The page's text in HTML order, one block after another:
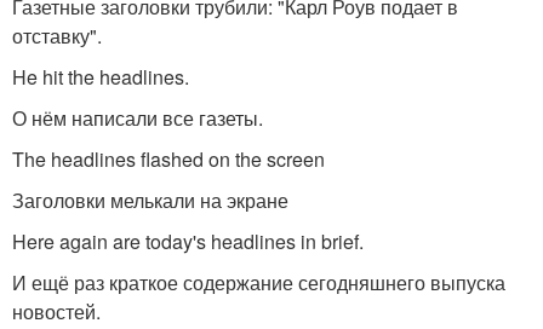
Газетные заголовки трубили: "Карл Роув подает в
отставку".
He hit the headlines.
О нём написали все газеты.
The headlines flashed on the screen
Заголовки мелькали на экране
Here again are today's headlines in brief.
И ещё раз краткое содержание сегодняшнего выпуска
новостей.